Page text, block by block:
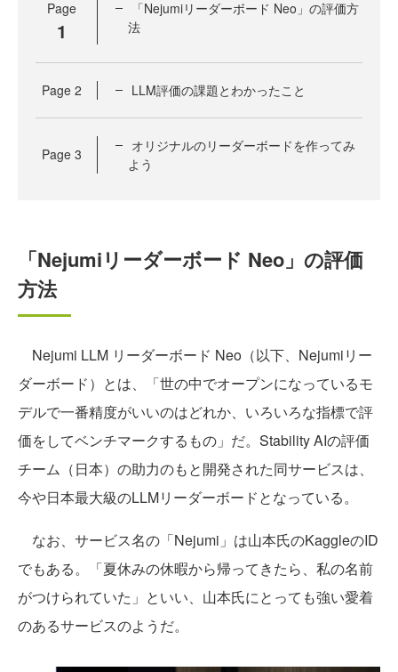
Page
1
「Nejumiリーダーボード Neo」の評価方
法
Page 2 LLM評価の課題とわかったこと
Page 3
オリジナルのリーダーボードを作ってみ
よう
「Nejumiリーダーボード Neo」の評価
方法
Nejumi LLM リーダーボード Neo（以下、Nejumiリー
ダーボード）とは、「世の中でオープンになっているモ
デルで一番精度がいいのはどれか、いろいろな指標で評
価をしてベンチマークするもの」だ。Stability AIの評価
チーム（日本）の助力のもと開発された同サービスは、
今や日本最大級のLLMリーダーボードとなっている。
なお、サービス名の「Nejumi」は山本氏のKaggleのID
でもある。「夏休みの休暇から帰ってきたら、私の名前
がつけられていた」といい、山本氏にとっても強い愛着
のあるサービスのようだ。